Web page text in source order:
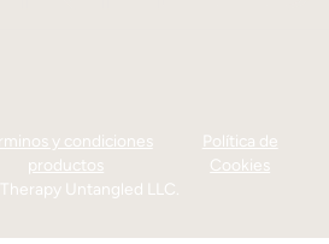
Untangled LLC.
y condiciones
productos
Política de
Cookies